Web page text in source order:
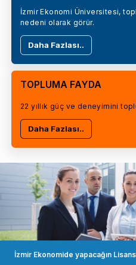
İzmir Ekonomi Üniversitesi,
nedeni olarak görür.
Daha Fazlası..
TOPLUMA FAYDA
22 yıllık güç ve deneyimini
Daha Fazlası..
İzmir Ekonomide yapacağın